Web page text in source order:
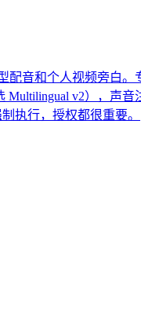
配音和个人视频旁白。
Multilingual v2），声音
执行，授权都很重要。